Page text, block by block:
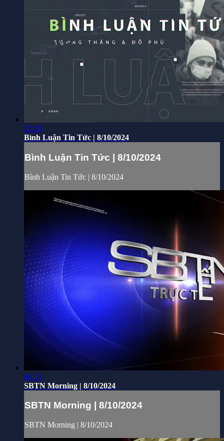
25:29
Bình Luận Tin Tức | 8/10/2024
Bình Luận Tin Tức | 8/10/2024
Bình Luận Tin Tức | 8/10/2024
46:51
SBTN Morning | 8/10/2024
SBTN Morning | 8/10/2024
SBTN Morning | 8/10/2024